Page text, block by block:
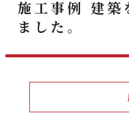
施工事例 建築
ました。